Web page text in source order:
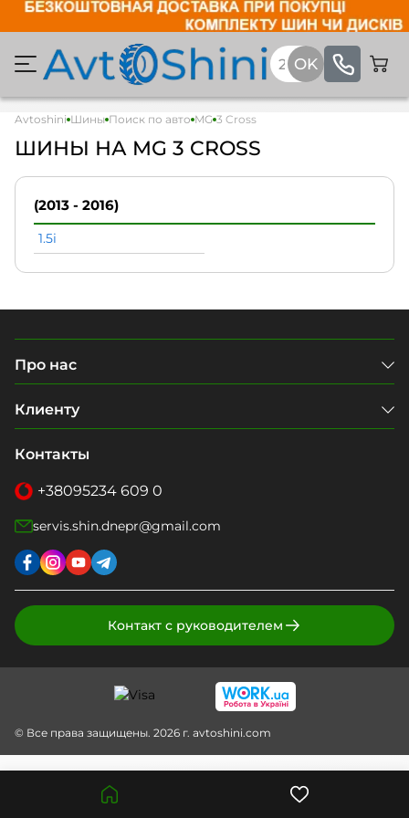
Avtoshini Шины Поиск по авто MG 3 Cross
ШИНЫ НА MG 3 CROSS
(2013 - 2016)
1.5i
Про нас
Клиенту
Контакты
+38095234 609 0
servis.shin.dnepr@gmail.com
Контакт с руководителем
© Все права защищены. 2026 г. avtoshini.com